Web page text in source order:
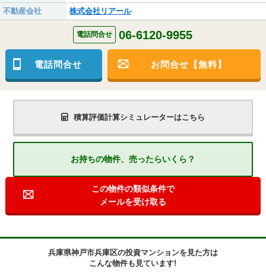
不動産会社 株式会社リアール
電話問合せ 06-6120-9955
電話問合せ お問合せ【無料】
積算評価計算シミュレーターはこちら
お持ちの物件、売ったらいくら？
この物件の類似条件で
メールを受け取る
兵庫県神戸市兵庫区の投資マンションを見た方は
こんな物件も見ています!